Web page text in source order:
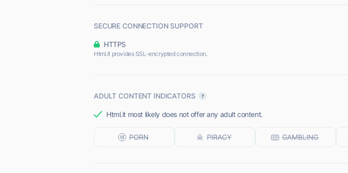
SECURE CONNECTION SUPPORT
HTTPS
Html.it provides SSL-encrypted connection.
ADULT CONTENT INDICATORS
Html.it most likely does not offer any adult content.